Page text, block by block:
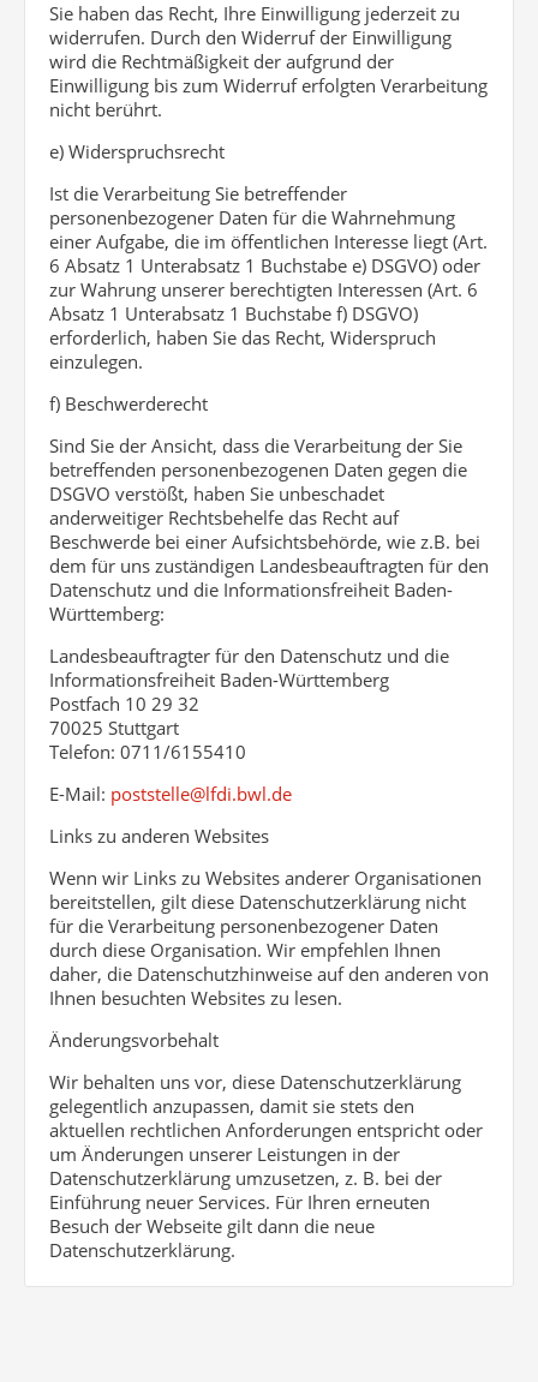
Sie haben das Recht, Ihre Einwilligung jederzeit zu
widerrufen. Durch den Widerruf der Einwilligung
wird die Rechtmäßigkeit der aufgrund der
Einwilligung bis zum Widerruf erfolgten Verarbeitung
nicht berührt.
e) Widerspruchsrecht
Ist die Verarbeitung Sie betreffender
personenbezogener Daten für die Wahrnehmung
einer Aufgabe, die im öffentlichen Interesse liegt (Art.
6 Absatz 1 Unterabsatz 1 Buchstabe e) DSGVO) oder
zur Wahrung unserer berechtigten Interessen (Art. 6
Absatz 1 Unterabsatz 1 Buchstabe f) DSGVO)
erforderlich, haben Sie das Recht, Widerspruch
einzulegen.
f) Beschwerderecht
Sind Sie der Ansicht, dass die Verarbeitung der Sie
betreffenden personenbezogenen Daten gegen die
DSGVO verstößt, haben Sie unbeschadet
anderweitiger Rechtsbehelfe das Recht auf
Beschwerde bei einer Aufsichtsbehörde, wie z.B. bei
dem für uns zuständigen Landesbeauftragten für den
Datenschutz und die Informationsfreiheit Baden-
Württemberg:
Landesbeauftragter für den Datenschutz und die
Informationsfreiheit Baden-Württemberg
Postfach 10 29 32
70025 Stuttgart
Telefon: 0711/6155410
E-Mail: poststelle@lfdi.bwl.de
Links zu anderen Websites
Wenn wir Links zu Websites anderer Organisationen
bereitstellen, gilt diese Datenschutzerklärung nicht
für die Verarbeitung personenbezogener Daten
durch diese Organisation. Wir empfehlen Ihnen
daher, die Datenschutzhinweise auf den anderen von
Ihnen besuchten Websites zu lesen.
Änderungsvorbehalt
Wir behalten uns vor, diese Datenschutzerklärung
gelegentlich anzupassen, damit sie stets den
aktuellen rechtlichen Anforderungen entspricht oder
um Änderungen unserer Leistungen in der
Datenschutzerklärung umzusetzen, z. B. bei der
Einführung neuer Services. Für Ihren erneuten
Besuch der Webseite gilt dann die neue
Datenschutzerklärung.